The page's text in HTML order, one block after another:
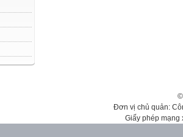
Đơn vị chủ quản:
Giấy phép mạng